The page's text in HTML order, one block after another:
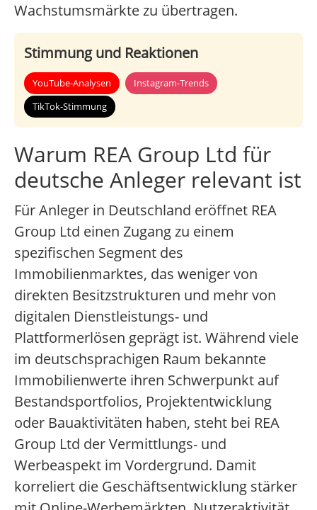
Wachstumsmärkte zu übertragen.
Stimmung und Reaktionen
YouTube-Analysen
Instagram-Trends
TikTok-Stimmung
Warum REA Group Ltd für
deutsche Anleger relevant ist
Für Anleger in Deutschland eröffnet REA
Group Ltd einen Zugang zu einem
spezifischen Segment des
Immobilienmarktes, das weniger von
direkten Besitzstrukturen und mehr von
digitalen Dienstleistungs- und
Plattformerlösen geprägt ist. Während viele
im deutschsprachigen Raum bekannte
Immobilienwerte ihren Schwerpunkt auf
Bestandsportfolios, Projektentwicklung
oder Bauaktivitäten haben, steht bei REA
Group Ltd der Vermittlungs- und
Werbeaspekt im Vordergrund. Damit
korreliert die Geschäftsentwicklung stärker